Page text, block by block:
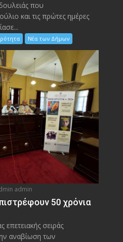
που
και τις πρώτες ημέρες
Νέα των Δήμων
admin
50 χρόνια
επετειακής σειράς
αναβίωση των